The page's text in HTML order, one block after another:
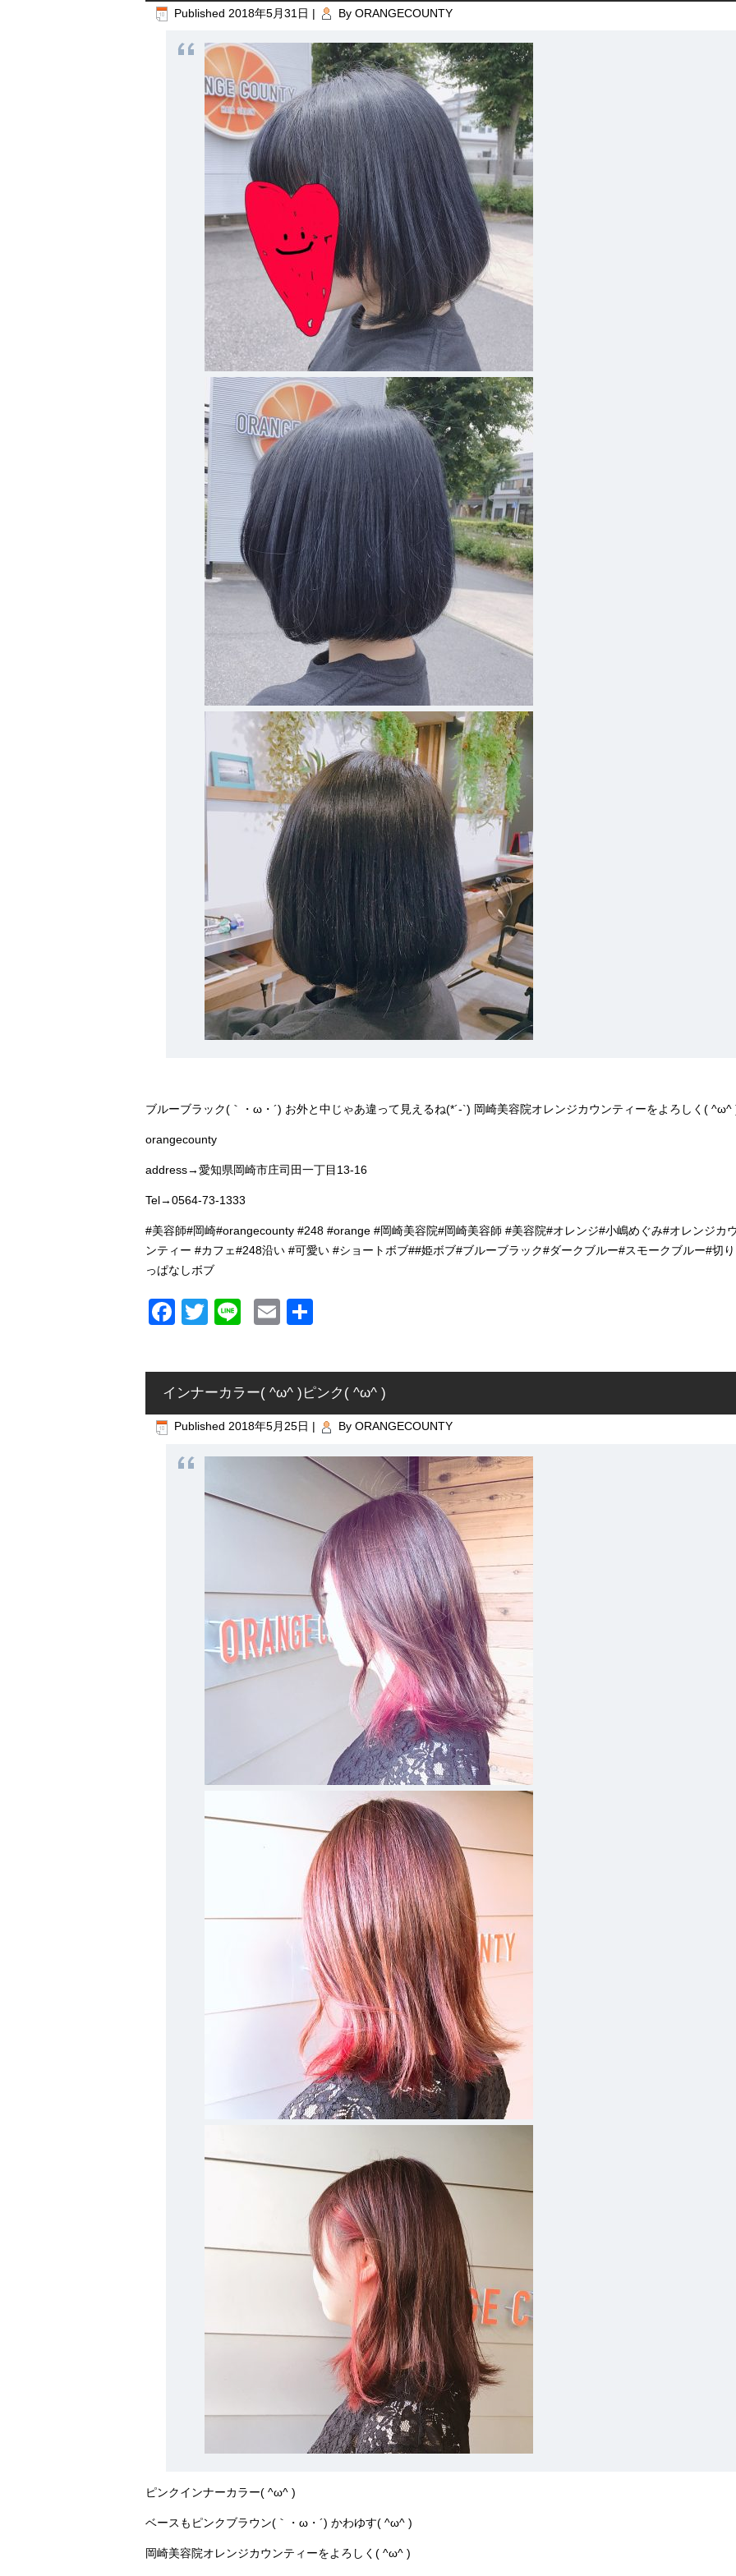
Published 2018年5月31日 | By ORANGECOUNTY
ブルーブラック(｀・ω・´) お外と中じゃあ違って見えるね(*´-`) 岡崎美容院オレンジカウンティーをよろしく( ^ω^
orangecounty
address→愛知県岡崎市庄司田一丁目13-16
Tel→0564-73-1333
#美容師#岡崎#orangecounty #248 #orange #岡崎美容院#岡崎美容師 #美容院#オレンジ#小嶋めぐみ#オレンジカ
ンティー #カフェ#248沿い #可愛い #ショートボブ##姫ボブ#ブルーブラック#ダークブルー#スモークブルー#切り
っぱなしボブ
Facebook
Twitter
LineEmail
インナーカラー( ^ω^ )ピンク( ^ω^ )
Published 2018年5月25日 | By ORANGECOUNTY
ピンクインナーカラー( ^ω^ )
ベースもピンクブラウン(｀・ω・´) かわゆす( ^ω^ )
岡崎美容院オレンジカウンティーをよろしく( ^ω^ )